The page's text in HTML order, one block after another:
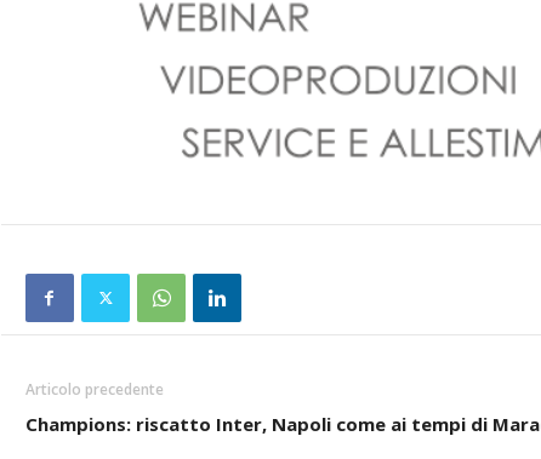
Articolo precedente
Champions: riscatto Inter, Napoli come ai tempi di